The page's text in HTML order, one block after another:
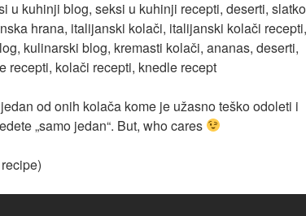
od onih kolača kome je užasno teško odoleti i
„samo jedan“. But, who cares